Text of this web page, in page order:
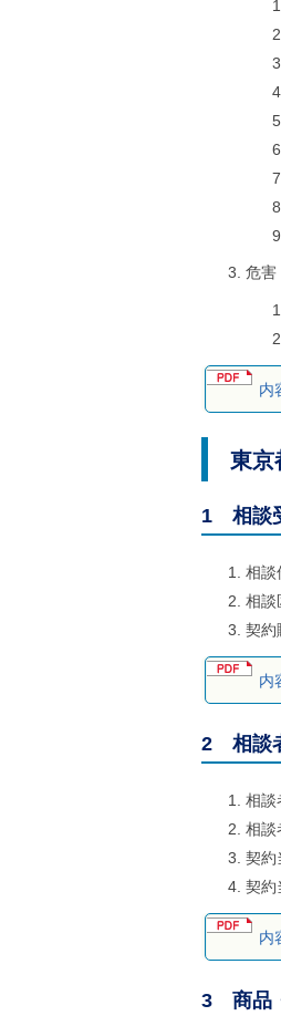
危害
内
東京
1 相談
相談
相談
契約
内
2 相談
相談
相談
契約
契約
内
3 商品